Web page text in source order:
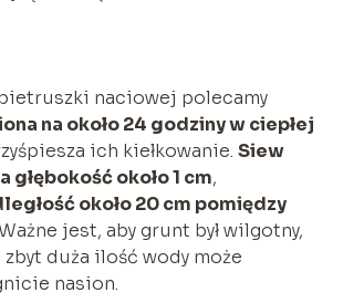
naciowej polecamy
na około 24 godziny w ciepłej
ich kiełkowanie. Siew
głębokość około 1 cm,
około 20 cm pomiędzy
jest, aby grunt był wilgotny,
duża ilość wody może
nasion.